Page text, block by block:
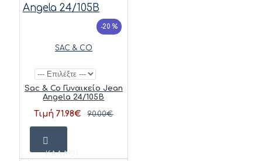
-20 %
SAC & CO
Sac & Co Γυναικείο Jean
Angela 24/105B
Τιμή 71.98€ 90.00€
ΚΑΛΆΘΙ